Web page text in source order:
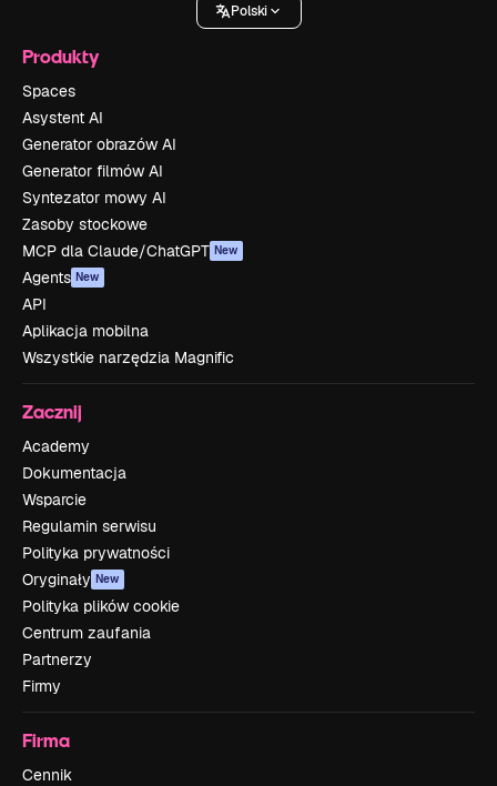
Polski
Produkty
Spaces
Asystent AI
Generator obrazów AI
Generator filmów AI
Syntezator mowy AI
Zasoby stockowe
MCP dla Claude/ChatGPT New
Agents New
API
Aplikacja mobilna
Wszystkie narzędzia Magnific
Zacznij
Academy
Dokumentacja
Wsparcie
Regulamin serwisu
Polityka prywatności
Oryginały New
Polityka plików cookie
Centrum zaufania
Partnerzy
Firmy
Firma
Cennik